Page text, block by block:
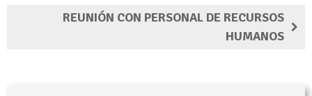
REUNIÓN CON PERSONAL DE RECURSOS
HUMANOS